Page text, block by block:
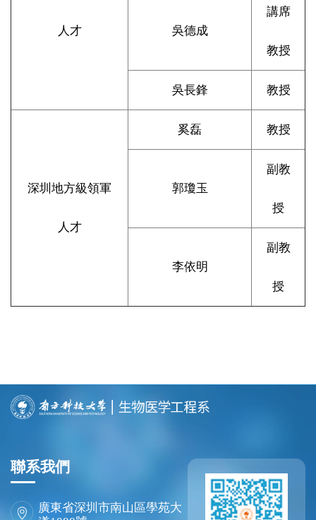
人才 吳德成
講席
教授
吳長鋒 教授
深圳地方級領軍
人才
奚磊 教授
郭瓊玉
副教
授
李依明
副教
授
聯系我們
廣東省深圳市南山區學苑大